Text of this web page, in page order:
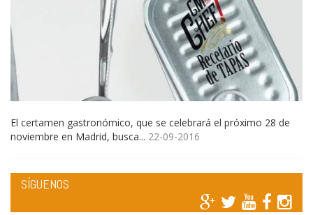
El certamen gastronómico, que se celebrará el próximo 28 de
noviembre en Madrid, busca... 22-09-2016
SÍGUENOS